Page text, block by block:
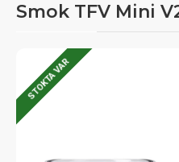
Smok TFV Mini
STOKTA VAR